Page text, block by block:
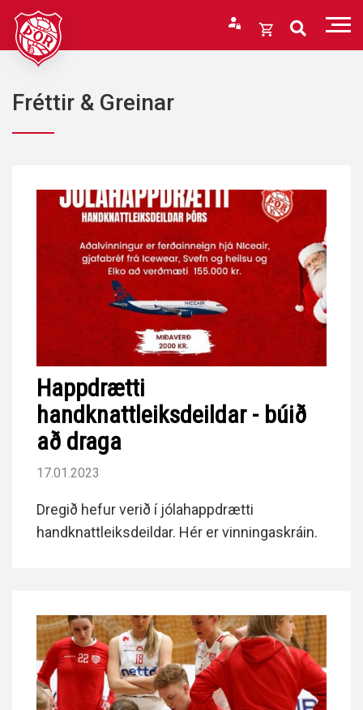
Fara
efni
Opna
Karfan þín
Fréttir & Greinar
Happdrætti
handknattleiksdeildar - búið
að draga
17.01.2023
Dregið hefur verið í jólahappdrætti
handknattleiksdeildar. Hér er vinningaskráin.